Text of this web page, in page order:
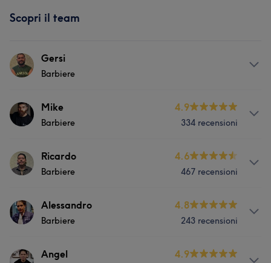
Scopri il team
Gersi
Barbiere
Servizi Mike
Barbiere
4.9
334 recensioni
Servizi
Cosa dicono i nostri clienti di Mike
Ricardo
Barbiere
4.6
467 recensioni
Servizi Alessandro
Barbiere
4.8
243 recensioni
Servizi Angel 4.9